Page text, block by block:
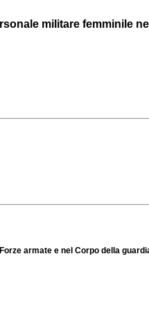
militare femminile
armate e nel Corpo della